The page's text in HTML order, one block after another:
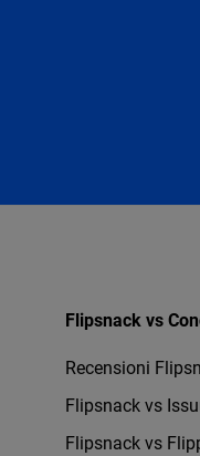
Flipsnack vs
Recensioni
Flipsnack vs
Flipsnack vs